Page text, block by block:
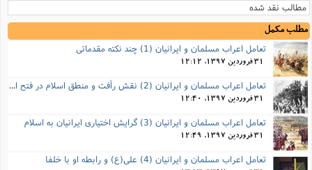
مطالب نقد شده
مطلب مکمل
تعامل اعراب مسلمان و ایرانیان (1) چند نکته مقدماتی
31 فروردین 1397, 12:12
تعامل اعراب مسلمان و ایرانیان (2) نقش رأفت و منطق اسلام در فتح ایران
31 فروردین 1397, 12:40
تعامل اعراب مسلمان و ایرانیان (3) گرایش اختیاری ایرانیان به اسلام
31 فروردین 1397, 12:49
تعامل اعراب مسلمان و ایرانیان (4) علی(ع) و رابطه او با خلفا